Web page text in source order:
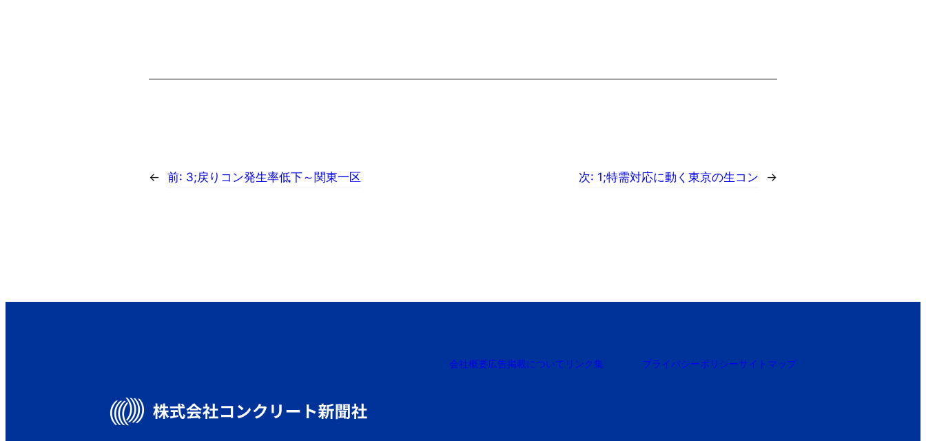
← 前: 3;戻りコン発生率低下～関東一区 次: 1;特需対応に動く東京の生コン →
会社概要広告掲載について リンク集 プライバシーポリシーサイトマップ